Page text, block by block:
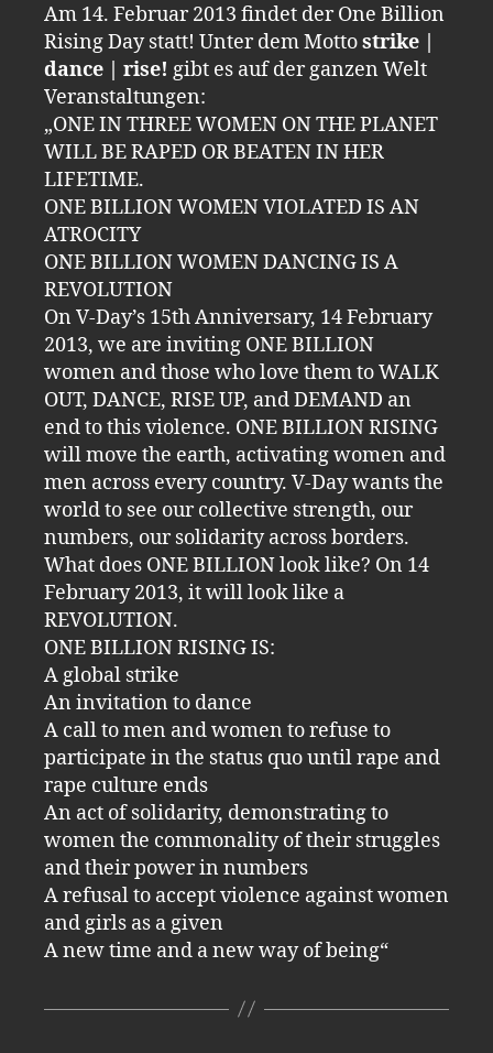
Am 14. Februar 2013 findet der One Billion
Rising Day statt! Unter dem Mottostrike |
dance | rise! gibt es auf der ganzen Welt
Veranstaltungen:
„ONE IN THREE WOMEN ON THE PLANET
WILL BE RAPED OR BEATEN IN HER
LIFETIME.
ONE BILLION WOMEN VIOLATED IS AN
ATROCITY
ONE BILLION WOMEN DANCING IS A
REVOLUTION
On V-Day’s 15th Anniversary, 14 February
2013, we are inviting ONE BILLION
women and those who love them to WALK
OUT, DANCE, RISE UP, and DEMAND an
end to this violence. ONE BILLION RISING
will move the earth, activating women and
men across every country. V-Day wants the
world to see our collective strength, our
numbers, our solidarity across borders.
What does ONE BILLION look like? On 14
February 2013, it will look like a
REVOLUTION.
ONE BILLION RISING IS:
A global strike
An invitation to dance
A call to men and women to refuse to
participate in the status quo until rape and
rape culture ends
An act of solidarity, demonstrating to
women the commonality of their struggles
and their power in numbers
A refusal to accept violence against women
and girls as a given
A new time and a new way of being“